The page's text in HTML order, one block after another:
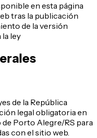
en esta página
tras la publicación
de la versión
la ley
de la República
legal obligatoria en
Porto Alegre/RS para
con el sitio web.